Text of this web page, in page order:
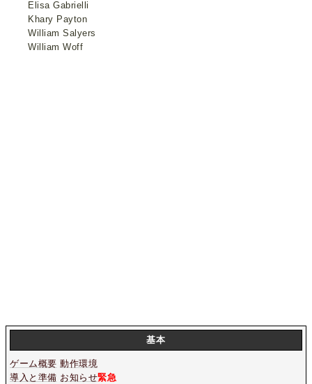
Elisa Gabrielli
Khary Payton
William Salyers
William Woff
基本
ゲーム概要 動作環境
導入と準備 お知らせ緊急